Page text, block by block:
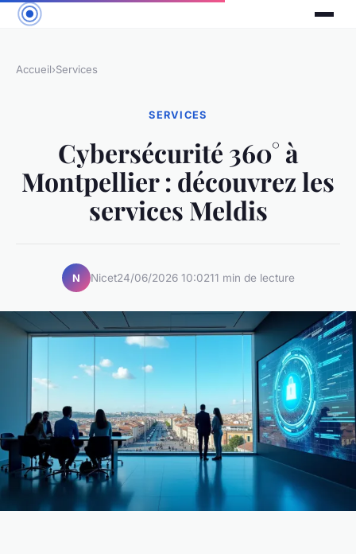
Accueil›Services
SERVICES
Cybersécurité 360° à
Montpellier : découvrez les
services Meldis
N Nicet24/06/2026 10:0211 min de lecture